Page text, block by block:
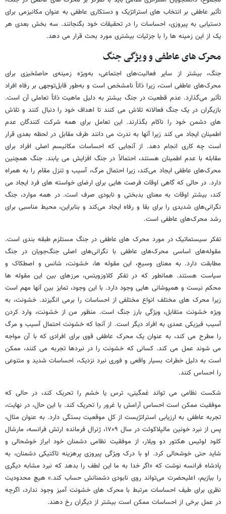
تأثیر عاطفی بر انتخاب های استراتژیک و دستکاری عاطفی به عنوان مکانیزمی برای
دستیابی به پیروزی، احساسات را در تحقیقات خود بگنجانند. سه بخش بعدی هر
یک از این زمینه ها را با جزئیات بیشتری مورد بحث قرار می دهد.
محرک های عاطفی و ویژگی جنگ
جنگ، بیشتر از سایر فعالیت‌های اجتماعی، به‌ویژه زمینه‌ی حاصلخیزی برای
محرک‌های عاطفی است، زیرا ذاتاً نامشخص است و به‌طور قابل‌توجهی بر رفاه افراد
تأثیر می‌گذارد. عدم قطعیت در جنگ بیشتر به دلیل ماهیت ذاتاً تعاملی آن است.
بازیگران در یک جنگ فعالانه تلاش می کنند تا اهداف خود را دنبال کنند و تلاش
های دشمن خود را ناکام بگذارند. این تعامل برای همه شرکت کنندگان عدم
اطمینان ایجاد می کند زیرا آنها به ندرت می دانند طرف مقابل در لحظه بعدی قرار
است چه کاری انجام دهد. از آنجایی که احساسات مکانیسم اصلی افراد برای
مقابله با عدم اطمینان هستند، احتمالاً در جنگ افزایش می یابند. جنگ همچنین
محرک‌های عاطفی ایجاد می‌کند، زیرا احتمال مرگ، آسیب و تنزل مقام را به همراه
دارد. در حالی که گاهی اوقات فرصت هایی برای ارضای خواسته های فرد ایجاد می
کند، بیشتر اوقات به معنای بدبختی و نابودی صرف است. در همه موارد، جنگ
نگرانی‌های شدیدی را برای بقا و رفاه ایجاد می‌کند و بنابراین، محیط مناسبی برای
رشد محرک‌های عاطفی است.
تفکر سیستماتیک در مورد محرک های عاطفی در جنگ مستلزم طبقه بندی است.
مقوله‌های اساسی محرک‌های عاطفی با نگرانی‌های اصلی جنگ‌جویان در جنگ
مطابقت دارد. به معنای وسیع، این مقوله ها، خشونت، شانس و اصطکاک و
سیاست هستند. همانطور که در تفکر کلاوزویتس، مرزهای بین این مقوله ها
محکم نیست و همپوشانی هایی وجود دارد. با این وجود، تمایز بین آنها مهم است
زیرا محرک های مختلف انواع مختلفی از احساسات را برمی انگیزند. خشونت، به
ویژه خشونت متقابل، ویژگی بارز جنگ است. منظور من از خشونت، وارد کردن
آسیب فیزیکی عمدی به افراد دیگر است. از آنجا که خشونت احتمال آسیب و مرگ
را مطرح می کند، به عنوان یک محرک عاطفی قوی برای افرادی که با آن مواجه
می شوند عمل می کند. کسانی که خشونت را در نبردها تجربه می کنند، ممکن
است به دلیل خطرات بسیار واقعی و فوری نبرد نزدیک، احساسات شدید و متنوعی
را احساس کنند.
شکست نظامی می تواند غمگینی، ترس یا خشم را تحریک کند، در حالی که
موفقیت ممکن است احساس آرامش یا غرور را تحریک کند. با این حال، در نهایت،
تجربه عاطفی به ارزیابی استراتژیست از کل موقعیت بستگی دارد. به عنوان مثال،
پس از نبرد خونین مالپلاکوئت در سال ۱۷۰۹، ژنرال فرمانده ارتش فرانسه، مارشال
کلود لوئیس هکتور دو ویلار، از موفقیت نظامی دشمنان خود ابراز خوشحالی و
شاید حتی خوشحالی کرد. او با درک ویژگی پیروزی پرهزینه تاکتیکی دشمنان، به
پادشاه فرانسه نوشت که «اگر خدا به ما این لطف را بدهد که نبرد مشابه دیگری
را ببازیم، اعلیحضرت می‌تواند روی نابودی دشمنانش حساب کند.» هیچ محدودیت
نظری برای طیف احساسات مرتبط با محرک های خشونت آمیز وجود ندارد، اگرچه
در عمل برخی از احساسات ممکن است بیشتر از دیگران رخ دهند.